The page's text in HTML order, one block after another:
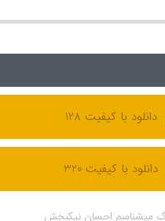
دانلود با کیفیت 128
دانلود با کیفیت 320
میشناسم احسان نیکبخش